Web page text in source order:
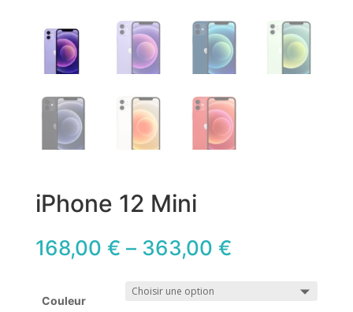
iPhone 12 Mini
168,00 € – 363,00 €
Couleur